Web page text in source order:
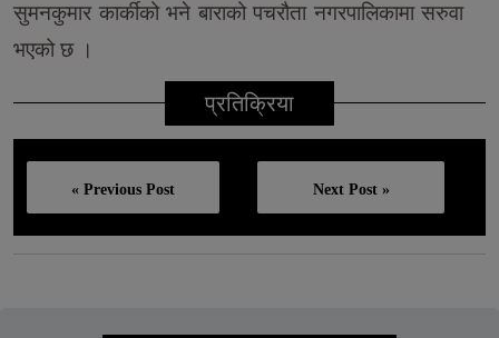
सुमनकुमार कार्कीको भने बाराको पचरौता नगरपालिकामा सरुवा
भएको छ ।
प्रतिक्रिया
« Previous Post Next Post »